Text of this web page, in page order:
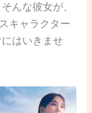
んな彼女が、
キャラクター
はいきませ